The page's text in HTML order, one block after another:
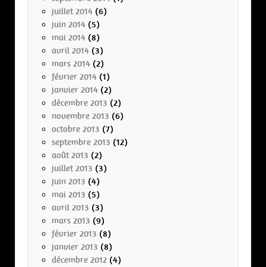
juillet 2014 (6)
juin 2014 (5)
mai 2014 (8)
avril 2014 (3)
mars 2014 (2)
février 2014 (1)
janvier 2014 (2)
décembre 2013 (2)
novembre 2013 (6)
octobre 2013 (7)
septembre 2013 (12)
août 2013 (2)
juillet 2013 (3)
juin 2013 (4)
mai 2013 (5)
avril 2013 (3)
mars 2013 (9)
février 2013 (8)
janvier 2013 (8)
décembre 2012 (4)